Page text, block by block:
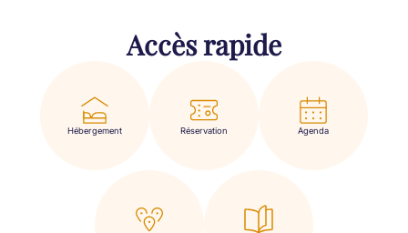
Accès rapide
Hébergement Réservation Agenda